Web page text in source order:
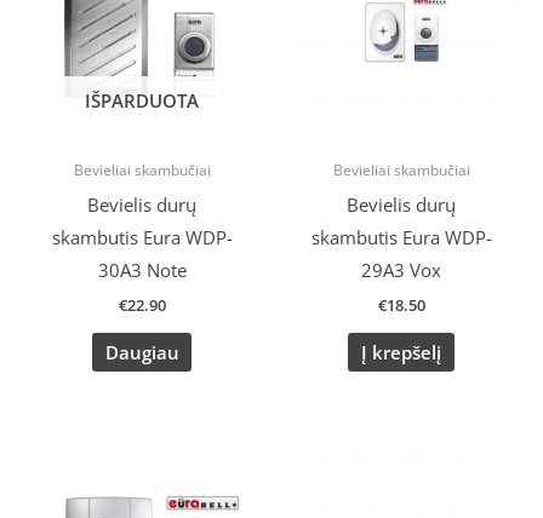
IŠPARDUOTA
Bevieliai skambučiai
Bevielis durų
skambutis Eura WDP-
30A3 Note
€22.90
Daugiau
Bevieliai skambučiai
Bevielis durų
skambutis Eura WDP-
29A3 Vox
€18.50
Į krepšelį